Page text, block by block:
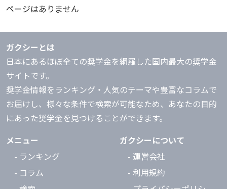
ページはありません
ガクシーとは
日本にあるほぼ全ての奨学金を網羅した国内最大の奨学金
サイトです。
奨学金情報をランキング・人気のテーマや豊富なコラムで
お届けし、様々な条件で検索が可能なため、あなたの目的
にあった奨学金を見つけることができます。
メニュー
- ランキング
- コラム
ガクシーについて
- 運営会社
- 利用規約